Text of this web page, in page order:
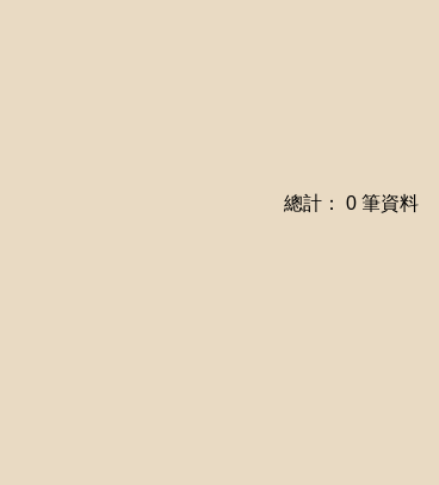
總計： 0 筆資料